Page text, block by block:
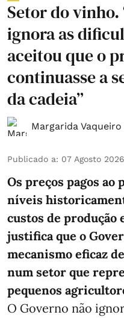
Setor do vinho.
ignora as
aceitou que o
continuasse a
da cadeia”
Margarida
Publicado a: 07 Agosto
Os preços pagos
níveis
custos de produção
justifica que o
mecanismo eficaz
num setor que
pequenos
O Governo não